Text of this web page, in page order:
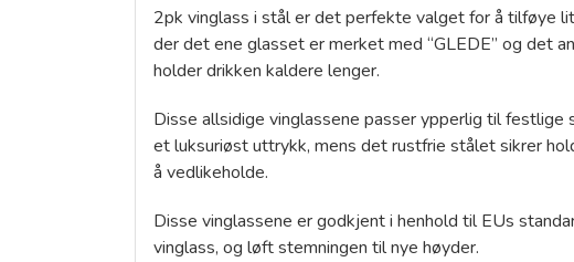
2pk vinglass i stål er det perfekte valget for å tilføye
der det ene glasset er merket med “GLEDE” og det
holder drikken kaldere lenger.
Disse allsidige vinglassene passer ypperlig til festlige
et luksuriøst uttrykk, mens det rustfrie stålet sikrer
å vedlikeholde.
Disse vinglassene er godkjent i henhold til EUs
vinglass, og løft stemningen til nye høyder.